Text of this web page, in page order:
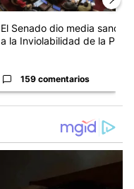
El Senado dio media sanción
a la Inviolabilidad de la P...
159 comentarios